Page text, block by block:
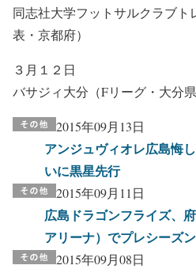
同志社大学フットサルクラブ
表・京都府）
３月１２日
バサジィ大分（Fリーグ・大分県
2015年09月13日
アンジュヴィオレ広島悔
いに黒星先行
2015年09月11日
広島ドラゴンフライズ、
アリーナ）でプレシーズ
2015年09月08日